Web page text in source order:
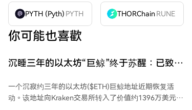
PYTH (Pyth) PYTH THORChain RUNE
你可能也喜歡
沉睡三年的以太坊“巨鲸”终于苏醒：已致数
一个沉寂约三年的以太坊($ETH)巨鲸地址近期恢复活
动。该地址向Kraken交易所转入了价值约1396万美元的